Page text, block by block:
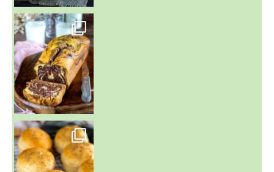
~ BUNS MAISON ~
Un peu de boulange par ici au